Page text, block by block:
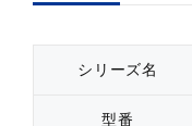
シリーズ名
型番